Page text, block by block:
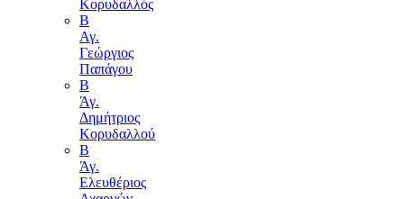
Κορυδαλλός
Β
Αγ.
Γεώργιος
Παπάγου
B
Άγ.
Δημήτριος
Κορυδαλλού
Β
Άγ.
Ελευθέριος